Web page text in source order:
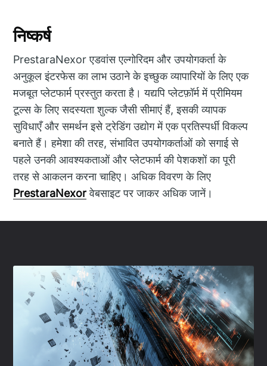
निष्कर्ष
PrestaraNexor एडवांस एल्गोरिदम और उपयोगकर्ता के
अनुकूल इंटरफेस का लाभ उठाने के इच्छुक व्यापारियों के लिए एक
मजबूत प्लेटफार्म प्रस्तुत करता है। यद्यपि प्लेटफ़ॉर्म में प्रीमियम
टूल्स के लिए सदस्यता शुल्क जैसी सीमाएं हैं, इसकी व्यापक
सुविधाएँ और समर्थन इसे ट्रेडिंग उद्योग में एक प्रतिस्पर्धी विकल्प
बनाते हैं। हमेशा की तरह, संभावित उपयोगकर्ताओं को सगाई से
पहले उनकी आवश्यकताओं और प्लेटफार्म की पेशकशों का पूरी
तरह से आकलन करना चाहिए। अधिक विवरण के लिए
PrestaraNexorवेबसाइट पर जाकर अधिक जानें।